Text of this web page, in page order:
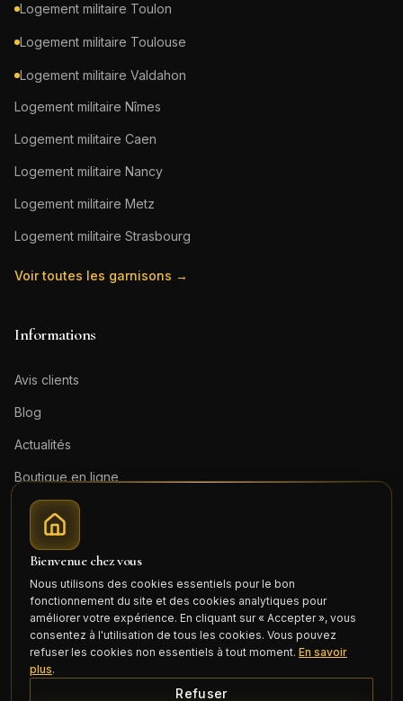
Logement militaire Toulon
Logement militaire Toulouse
Logement militaire Valdahon
Logement militaire Nîmes
Logement militaire Caen
Logement militaire Nancy
Logement militaire Metz
Logement militaire Strasbourg
Voir toutes les garnisons →
Informations
Avis clients
Blog
Actualités
Boutique en ligne
Contact
Mentions légales
Connexion
Bienvenue chez vous
Nous utilisons des cookies essentiels pour le bon
fonctionnement du site et des cookies analytiques pour
améliorer votre expérience. En cliquant sur « Accepter », vous
consentez à l'utilisation de tous les cookies. Vous pouvez
refuser les cookies non essentiels à tout moment. En savoir
plus.
Refuser